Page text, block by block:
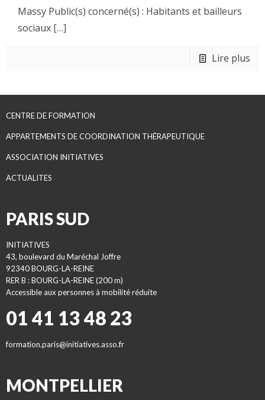
Massy Public(s) concerné(s) : Habitants et bailleurs
sociaux […]
Lire plus
CENTRE DE FORMATION
APPARTEMENTS DE COORDINATION THÉRAPEUTIQUE
ASSOCIATION INITIATIVES
ACTUALITES
PARIS SUD
INITIATIVES
43, boulevard du Maréchal Joffre
92340 BOURG-LA-REINE
RER B : BOURG-LA-REINE (200 m)
Accessible aux personnes à mobilité réduite
01 41 13 48 23
formation.paris@initiatives.asso.fr
MONTPELLIER